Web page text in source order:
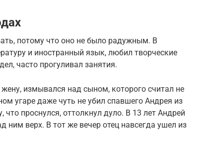
потому что оно не было радужным. В
и иностранный язык, любил творческие
часто прогуливал занятия.
измывался над сыном, которого считал не
угаре даже чуть не убил спавшего Андрея из
проснулся, оттолкнул дуло. В 13 лет Андрей
ним верх. В тот же вечер отец навсегда ушел из